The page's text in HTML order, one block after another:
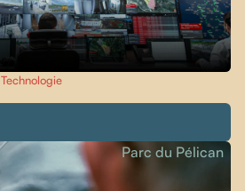
Technologie
Parc du Pélican